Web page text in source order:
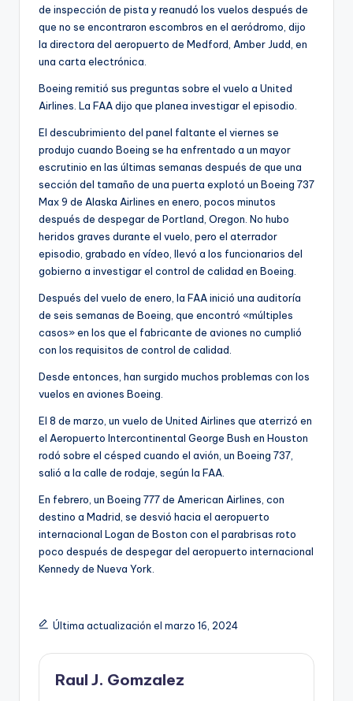
de inspección de pista y reanudó los vuelos después de
que no se encontraron escombros en el aeródromo, dijo
la directora del aeropuerto de Medford, Amber Judd, en
una carta electrónica.
Boeing remitió sus preguntas sobre el vuelo a United
Airlines. La FAA dijo que planea investigar el episodio.
El descubrimiento del panel faltante el viernes se
produjo cuando Boeing se ha enfrentado a un mayor
escrutinio en las últimas semanas después de que una
sección del tamaño de una puerta explotó un Boeing 737
Max 9 de Alaska Airlines en enero, pocos minutos
después de despegar de Portland, Oregon. No hubo
heridos graves durante el vuelo, pero el aterrador
episodio, grabado en vídeo, llevó a los funcionarios del
gobierno a investigar el control de calidad en Boeing.
Después del vuelo de enero, la FAA inició una auditoría
de seis semanas de Boeing, que encontró «múltiples
casos» en los que el fabricante de aviones no cumplió
con los requisitos de control de calidad.
Desde entonces, han surgido muchos problemas con los
vuelos en aviones Boeing.
El 8 de marzo, un vuelo de United Airlines que aterrizó en
el Aeropuerto Intercontinental George Bush en Houston
rodó sobre el césped cuando el avión, un Boeing 737,
salió a la calle de rodaje, según la FAA.
En febrero, un Boeing 777 de American Airlines, con
destino a Madrid, se desvió hacia el aeropuerto
internacional Logan de Boston con el parabrisas roto
poco después de despegar del aeropuerto internacional
Kennedy de Nueva York.
Última actualización el marzo 16, 2024
Raul J. Gomzalez